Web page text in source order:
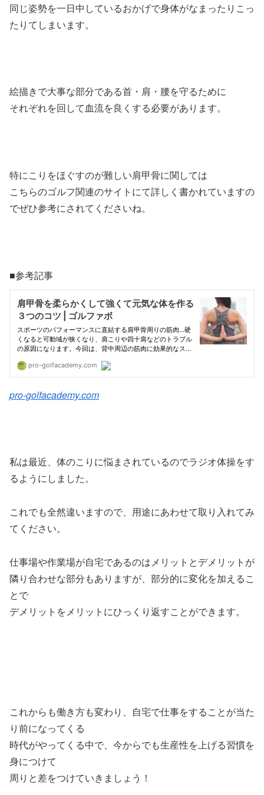
同じ姿勢を一日中しているおかげで身体がなまったりこっ
たりてしまいます。
絵描きで大事な部分である首・肩・腰を守るために
それぞれを回して血流を良くする必要があります。
特にこりをほぐすのが難しい肩甲骨に関しては
こちらのゴルフ関連のサイトにて詳しく書かれていますの
でぜひ参考にされてくださいね。
■参考記事
pro-golfacademy.com
私は最近、体のこりに悩まされているのでラジオ体操をす
るようにしました。
これでも全然違いますので、用途にあわせて取り入れてみ
てください。
仕事場や作業場が自宅であるのはメリットとデメリットが
隣り合わせな部分もありますが、部分的に変化を加えるこ
とで
デメリットをメリットにひっくり返すことができます。
これからも働き方も変わり、自宅で仕事をすることが当た
り前になってくる
時代がやってくる中で、今からでも生産性を上げる習慣を
身につけて
周りと差をつけていきましょう！